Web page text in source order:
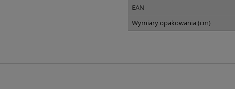
EAN
Wymiary opakowania (cm)